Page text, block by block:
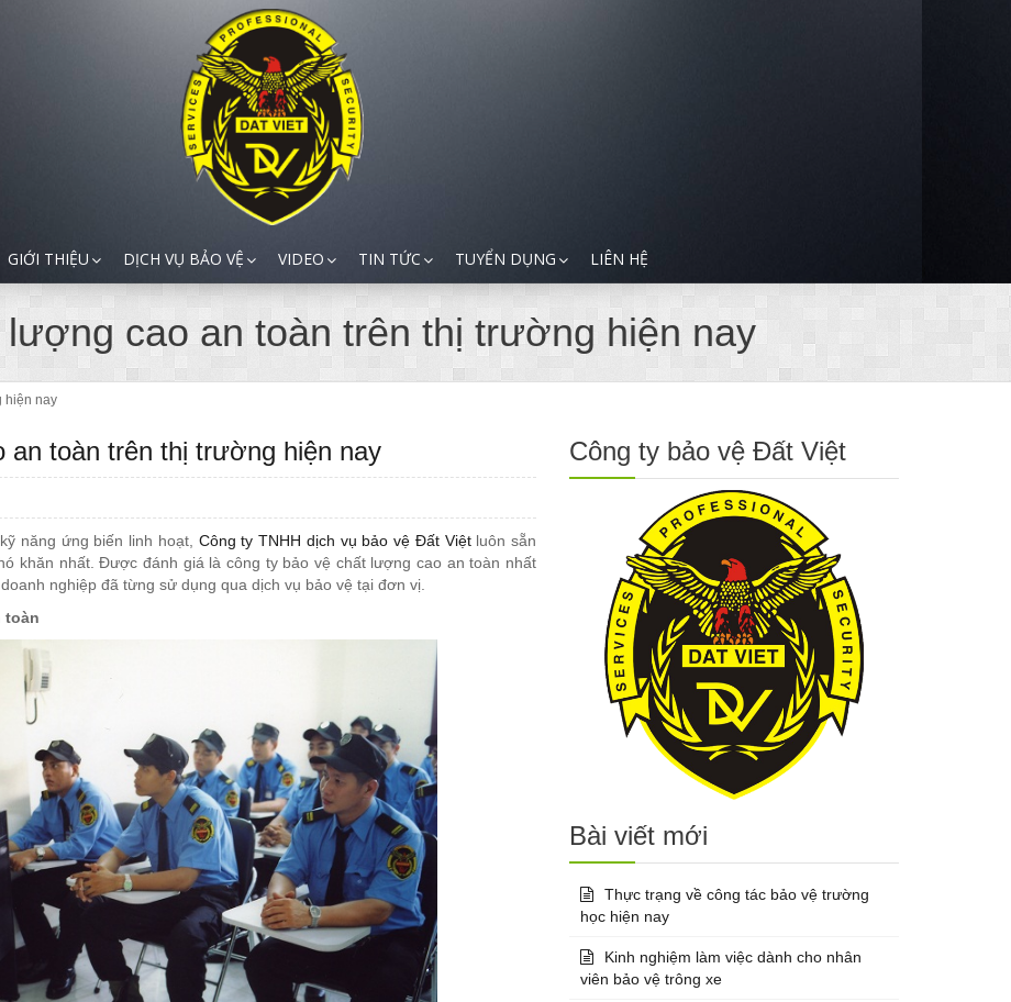
GIỚI THIỆU DỊCH VỤ BẢO VỆ VIDEO TIN TỨC TUYỂN DỤNG LIÊN HỆ
cao an toàn trên thị trường hiện nay
hiện nay
toàn trên thị trường hiện nay
năng ứng biến linh hoạt, Công ty TNHH dịch vụ bảo vệ Đất Việtluôn sẵn
khăn nhất. Được đánh giá là công ty bảo vệ chất lượng cao an toàn nhất
nghiệp đã từng sử dụng qua dịch vụ bảo vệ tại đơn vị.
toàn
Công ty bảo vệ Đất Việt
Bài viết mới
Thực trạng về công tác bảo vệ trường
học hiện nay
Kinh nghiệm làm việc dành cho nhân
viên bảo vệ trông xe